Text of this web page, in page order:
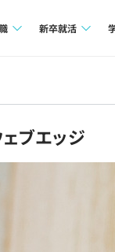
ガイド
新卒就活
ブエッジ